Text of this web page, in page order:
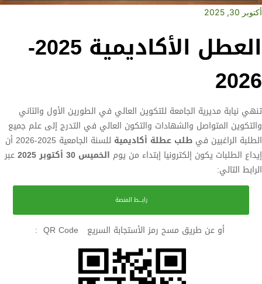
أكتوبر 30, 2025
العطل الأكاديمية 2025-
2026
تنهي نيابة مديرية الجامعة للتكوين العالي في الطورين الأول والثاني
والتكوين المتواصل والشهادات والتكون العالي في التدرج إلى علم جميع
الطلبة الراغبين في طلب عطلة أكاديمية
للسنة الجامعية 2025-2026 أن
إيداع الطلبات يكون إلكترونيا إبتداء من يوم الخميس 30 أكتوبر 2025
عبر
الرابط التالي:
رابـــط المنصة
أو عن طريق مسح رمز الأستجابة السريع QR Code :